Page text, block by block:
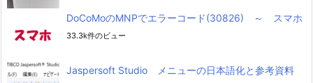
DoCoMoのMNPでエラーコード(30826) ～ スマホ
33.3k件のビュー
Jaspersoft Studio メニューの日本語化と参考資料